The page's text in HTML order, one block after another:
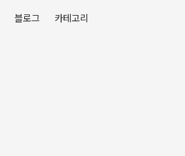
블로그 카테고리